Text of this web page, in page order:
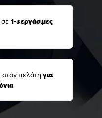
1-3 εργάσιμες
πελάτη για